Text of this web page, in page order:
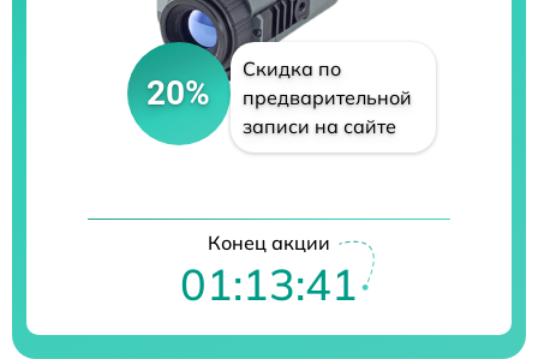
20%
Скидка по
предварительной
записи на сайте
Конец акции
01:13:41